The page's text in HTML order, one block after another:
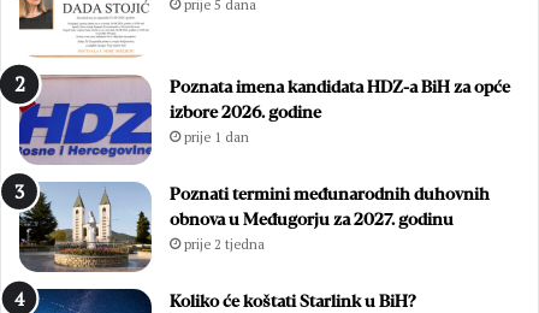
prije 5 dana
Poznata imena kandidata HDZ-a BiH za opće
izbore 2026. godine
prije 1 dan
Poznati termini međunarodnih duhovnih
obnova u Međugorju za 2027. godinu
prije 2 tjedna
Koliko će koštati Starlink u BiH?